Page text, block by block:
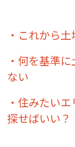
・これから
・何を基準
ない
・住みたい
探せばいい？